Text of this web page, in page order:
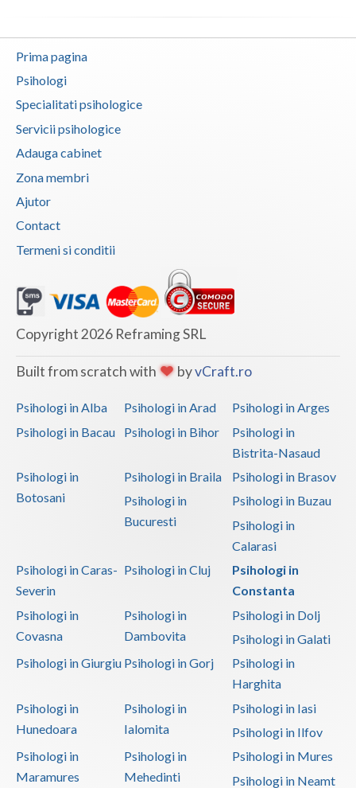
Prima pagina
Psihologi
Specialitati psihologice
Servicii psihologice
Adauga cabinet
Zona membri
Ajutor
Contact
Termeni si conditii
Copyright 2026 Reframing SRL
Built from scratch with byvCraft.ro
Psihologi in Alba Psihologi in Arad
Psihologi in Arges
Psihologi in Bacau
Psihologi in Bihor
Psihologi in
Bistrita-Nasaud
Psihologi in
Botosani
Psihologi in Braila
Psihologi in Brasov
Psihologi in
Bucuresti
Psihologi in Buzau
Psihologi in
Calarasi
Psihologi in Caras-
Severin
Psihologi in Cluj
Psihologi in
Constanta
Psihologi in
Covasna
Psihologi in
Dambovita
Psihologi in Dolj
Psihologi in Galati
Psihologi in Giurgiu Psihologi in Gorj
Psihologi in
Harghita
Psihologi in
Hunedoara
Psihologi in
Ialomita
Psihologi in Iasi
Psihologi in Ilfov
Psihologi in
Maramures
Psihologi in
Mehedinti
Psihologi in Mures
Psihologi in Neamt